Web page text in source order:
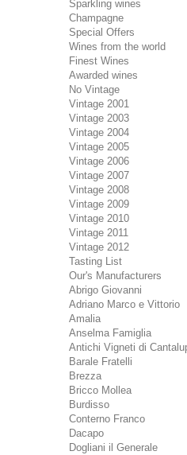
Sparkling wines
Champagne
Special Offers
Wines from the world
Finest Wines
Awarded wines
No Vintage
Vintage 2001
Vintage 2003
Vintage 2004
Vintage 2005
Vintage 2006
Vintage 2007
Vintage 2008
Vintage 2009
Vintage 2010
Vintage 2011
Vintage 2012
Tasting List
Our's Manufacturers
Abrigo Giovanni
Adriano Marco e Vittorio
Amalia
Anselma Famiglia
Antichi Vigneti di
Barale Fratelli
Brezza
Bricco Mollea
Burdisso
Conterno Franco
Dacapo
Dogliani il Generale